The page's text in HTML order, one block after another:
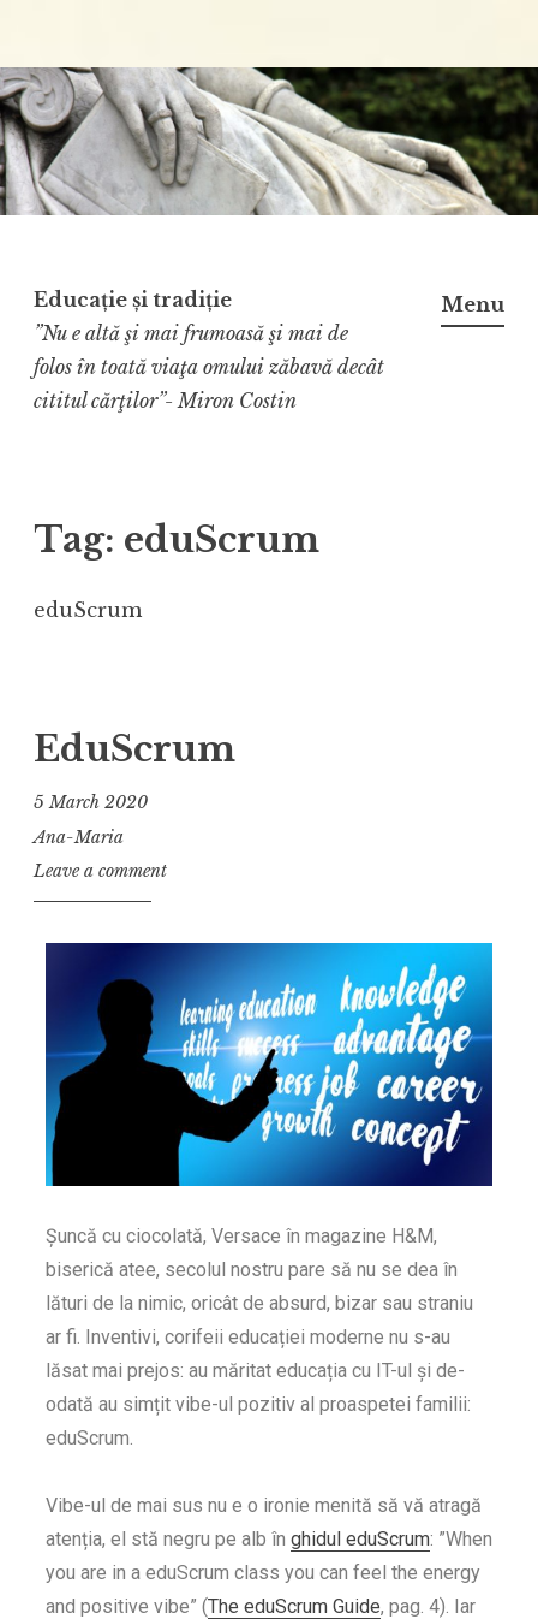
Educație și tradiție
”Nu e altă şi mai frumoasă şi mai de
folos în toată viaţa omului zăbavă decât
cititul cărţilor”- Miron Costin
Menu
Tag: eduScrum
eduScrum
EduScrum
5 March 2020
Ana-Maria
Leave a comment
Șuncă cu ciocolată, Versace în magazine H&M,
biserică atee, secolul nostru pare să nu se dea în
lături de la nimic, oricât de absurd, bizar sau straniu
ar fi. Inventivi, corifeii educației moderne nu s-au
lăsat mai prejos: au măritat educația cu IT-ul și de-
odată au simțit vibe-ul pozitiv al proaspetei familii:
eduScrum.
Vibe-ul de mai sus nu e o ironie menită să vă atragă
atenția, el stă negru pe alb în ghidul eduScrum: ”When
you are in a eduScrum class you can feel the energy
and positive vibe” (The eduScrum Guide, pag. 4). Iar